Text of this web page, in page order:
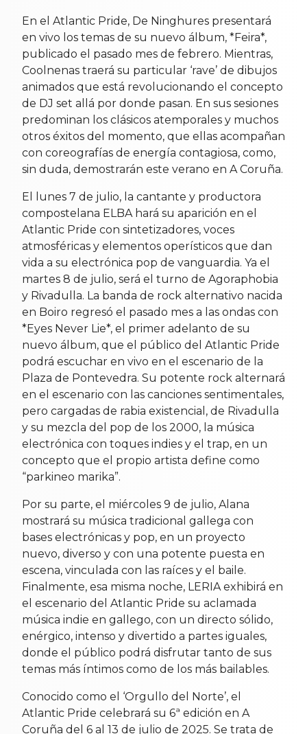
En el Atlantic Pride, De Ninghures presentará
en vivo los temas de su nuevo álbum, *Feira*,
publicado el pasado mes de febrero. Mientras,
Coolnenas traerá su particular ‘rave’ de dibujos
animados que está revolucionando el concepto
de DJ set allá por donde pasan. En sus sesiones
predominan los clásicos atemporales y muchos
otros éxitos del momento, que ellas acompañan
con coreografías de energía contagiosa, como,
sin duda, demostrarán este verano en A Coruña.
El lunes 7 de julio, la cantante y productora
compostelana ELBA hará su aparición en el
Atlantic Pride con sintetizadores, voces
atmosféricas y elementos operísticos que dan
vida a su electrónica pop de vanguardia. Ya el
martes 8 de julio, será el turno de Agoraphobia
y Rivadulla. La banda de rock alternativo nacida
en Boiro regresó el pasado mes a las ondas con
*Eyes Never Lie*, el primer adelanto de su
nuevo álbum, que el público del Atlantic Pride
podrá escuchar en vivo en el escenario de la
Plaza de Pontevedra. Su potente rock alternará
en el escenario con las canciones sentimentales,
pero cargadas de rabia existencial, de Rivadulla
y su mezcla del pop de los 2000, la música
electrónica con toques indies y el trap, en un
concepto que el propio artista define como
“parkineo marika”.
Por su parte, el miércoles 9 de julio, Alana
mostrará su música tradicional gallega con
bases electrónicas y pop, en un proyecto
nuevo, diverso y con una potente puesta en
escena, vinculada con las raíces y el baile.
Finalmente, esa misma noche, LERIA exhibirá en
el escenario del Atlantic Pride su aclamada
música indie en gallego, con un directo sólido,
enérgico, intenso y divertido a partes iguales,
donde el público podrá disfrutar tanto de sus
temas más íntimos como de los más bailables.
Conocido como el ‘Orgullo del Norte’, el
Atlantic Pride celebrará su 6ª edición en A
Coruña del 6 al 13 de julio de 2025. Se trata de